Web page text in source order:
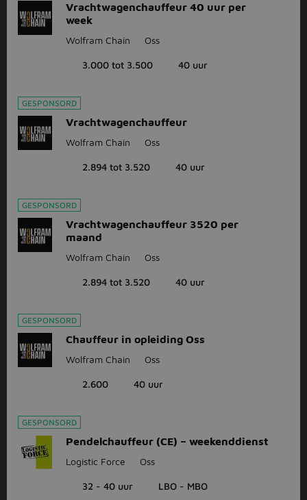
Vrachtwagenchauffeur 40 uur per
week
Wolfram Chain Oss
3.000 tot 3.500 40 uur
GESPONSORD
Vrachtwagenchauffeur
Wolfram Chain Oss
2.894 tot 3.520 40 uur
GESPONSORD
Vrachtwagenchauffeur 3520 per
maand
Wolfram Chain Oss
2.894 tot 3.520 40 uur
GESPONSORD
Chauffeur in opleiding Oss
Wolfram Chain Oss
2.600 40 uur
GESPONSORD
Pendelchauffeur (CE) – weekenddienst
Logistic Force Oss
32 - 40 uur LBO - MBO